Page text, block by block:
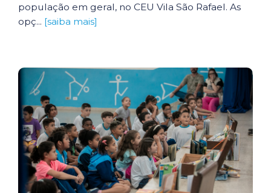
população em geral, no CEU Vila São Rafael. As
opç... [saiba mais]